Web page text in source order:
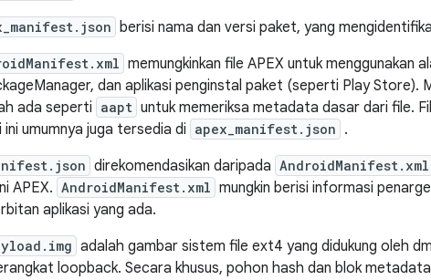
berisi nama dan versi paket, yang
memungkinkan file APEX untuk
dan aplikasi penginstal paket (seperti Play Store).
ada seperti aapt untuk memeriksa metadata dasar dari file.
umumnya juga tersedia di apex_manifest.json .
direkomendasikan daripada AndroidManifest.xml
APEX. AndroidManifest.xml mungkin berisi informasi
aplikasi yang ada.
adalah gambar sistem file ext4 yang didukung oleh
loopback. Secara khusus, pohon hash dan blok